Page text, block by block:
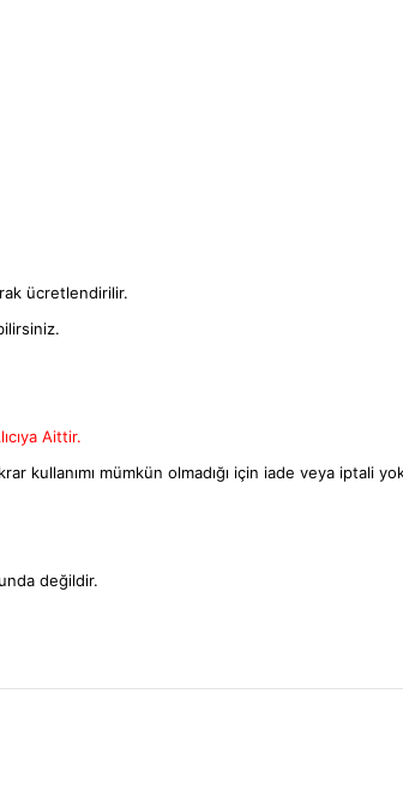
ücretlendirilir.
Aittir.
kullanımı mümkün olmadığı için iade veya iptali
değildir.